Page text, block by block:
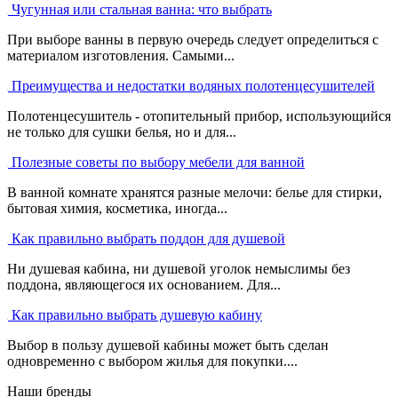
Чугунная или стальная ванна: что выбрать
При выборе ванны в первую очередь следует определиться с
материалом изготовления. Самыми...
Преимущества и недостатки водяных полотенцесушителей
Полотенцесушитель - отопительный прибор, использующийся
не только для сушки белья, но и для...
Полезные советы по выбору мебели для ванной
В ванной комнате хранятся разные мелочи: белье для стирки,
бытовая химия, косметика, иногда...
Как правильно выбрать поддон для душевой
Ни душевая кабина, ни душевой уголок немыслимы без
поддона, являющегося их основанием. Для...
Как правильно выбрать душевую кабину
Выбор в пользу душевой кабины может быть сделан
одновременно с выбором жилья для покупки....
Наши бренды